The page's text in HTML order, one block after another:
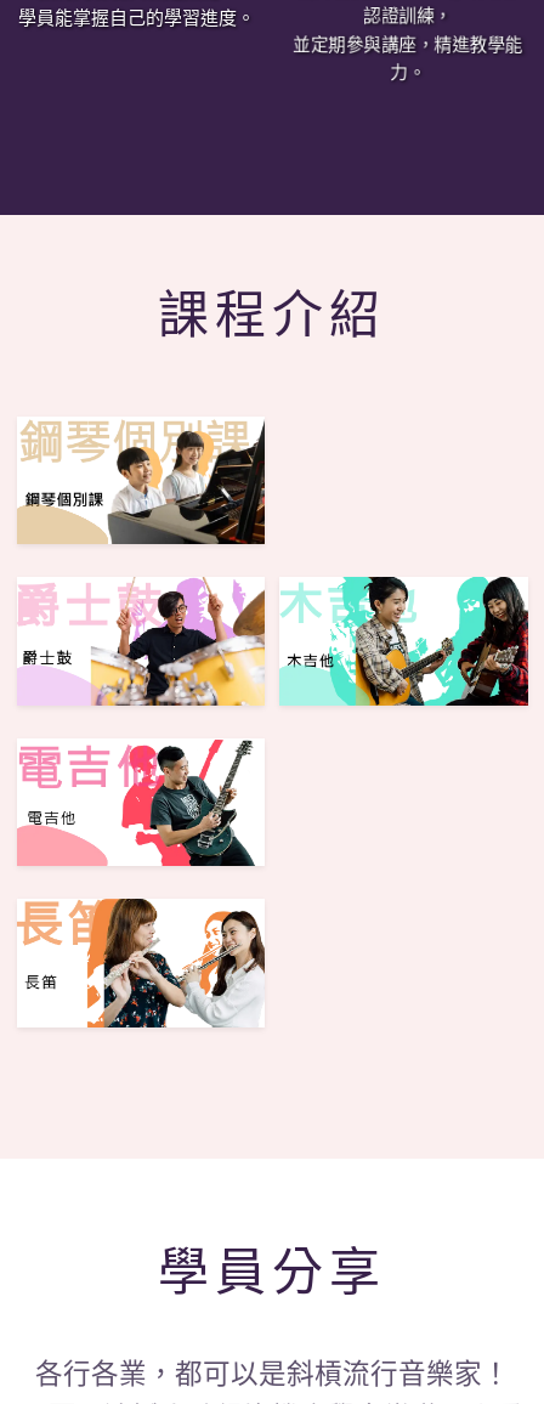
學員能掌握自己的學習進度。
認證訓練，
並定期參與講座，精進教學能
力。
課程介紹
學員分享
各行各業，都可以是斜槓流行音樂家！